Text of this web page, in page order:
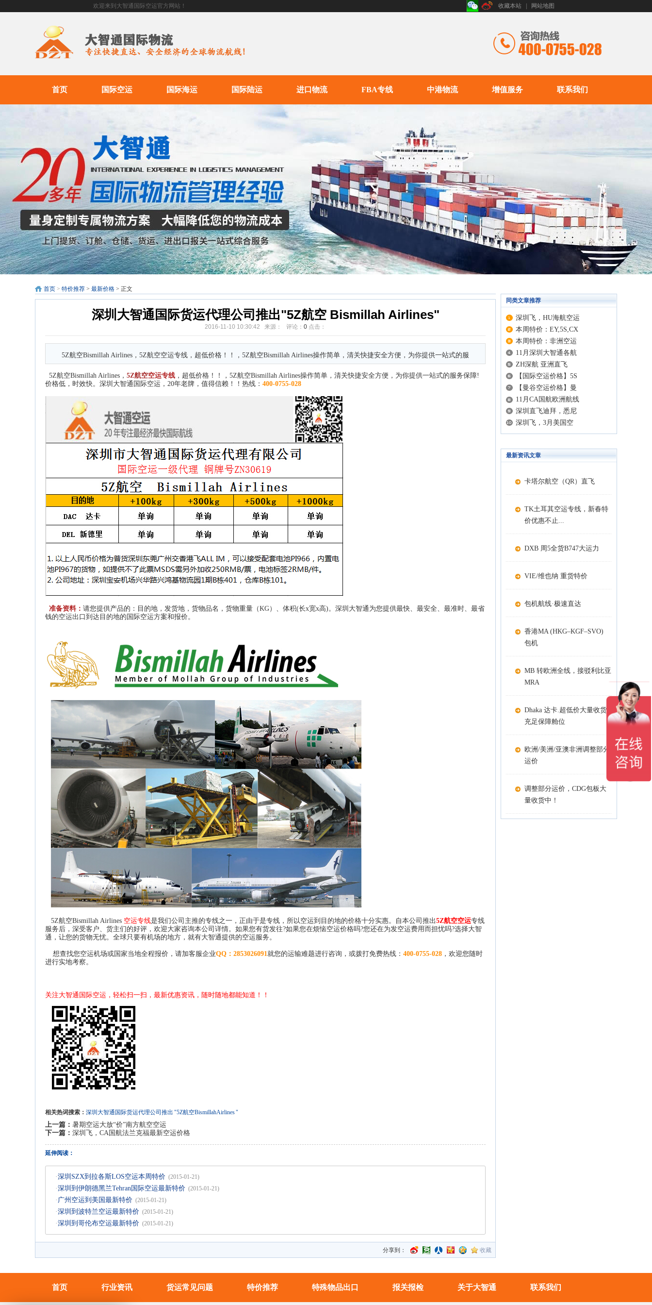
欢迎来到大智通国际空运官方网站！ 收藏本站 网站地图
首页 国际空运 国际海运 国际陆运 进口物流 FBA专线 中港物流 增值服务 联系我们
首页 > 特价推荐 > 最新价格 > 正文
深圳大智通国际货运代理公司推出"5Z航空 Bismillah Airlines"
2016-11-10 10:30:42 来源： 评论： 0 点击：
5Z航空Bismillah Airlines，5Z航空空运专线，超低价格！！，5Z航空Bismillah Airlines操作简单，清关快捷安全方便，为你提供一站式的服
5Z航空Bismillah Airlines ， 5Z航空空运专线 ，超低价格！！ ， 5Z航空Bismillah Airlines操作简单，清关快捷安全方便，为你提供一站式的服务保障!
价格低，时效快。深圳大智通 国际空运 ，20年老牌，值得信赖！！热线： 400-0755-028
准备资料： 请您提供产品的 ：目的地，发货地，货物品名，货物重量（KG）、体积(长x宽x高)。深圳大智通为您提供最快、最安全、最准时、最省
钱的空运出口到达目的地的 国际空运方案和报价。
5Z航空Bismillah Airlines 空运专线是我们公司主推的专线之一，正由于是专线，所以空运到目的地的价格十分实惠。自本公司推出5Z航空空运专线
服务后，深受客户、货主们的好评，欢迎大家咨询本公司详情。如果您有货发往?如果您在烦恼空运价格吗?您还在为发空运费用而担忧吗?选择大智
通，让您的货物无忧。全球只要有机场的地方，就有大智通提供的空运服务。
想查找您空运机场或国家当地全程报价，请加客服企业QQ：2853026091就您的运输难题进行咨询，或拨打免费热线： 400-0755-028 ，欢迎您随时
进行实地考察。
关注大智通国际空运，轻松扫一扫，最新优惠资讯，随时随地都能知道！！
相关热词搜索： 深圳大智通国际货运代理公司推出 "5Z航空BismillahAirlines"
上一篇： 暑期空运大放“价”南方航空空运
下一篇： 深圳飞，CA国航法兰克福最新空运价格
延伸阅读：
·深圳SZX到拉各斯LOS空运本周特价 (2015-01-21)
·深圳到伊朗德黑兰Tehran国际空运最新特价 (2015-01-21)
· 广州空运到美国最新特价 (2015-01-21)
·深圳到波特兰空运最新特价 (2015-01-21)
·深圳到哥伦布空运最新特价 (2015-01-21)
分享到： 收藏
同类文章推荐
深圳飞，HU海航空运
本周特价：EY,5S,CX
本周特价：非洲空运
11月深圳大智通各航
ZH深航 亚洲直飞
【国际空运价格】5S
【曼谷空运价格】曼
11月CA国航欧洲航线
深圳直飞迪拜，悉尼
深圳飞，3月美国空
最新资讯文章
卡塔尔航空（QR）直飞
TK土耳其空运专线，新春特
价优惠不止...
DXB 周5全货B747大运力
VIE/维也纳 重货特价
包机航线·极速直达
香港MA (HKG–KGF–SVO)
包机
MB 转欧洲全线，接驳利比亚
MRA
Dhaka 达卡.超低价大量收货
充足保障舱位
欧洲/美洲/亚澳非洲调整部分
运价
调整部分运价，CDG包板大
量收货中！
首页 行业资讯 货运常见问题 特价推荐 特殊物品出口 报关报检 关于大智通 联系我们